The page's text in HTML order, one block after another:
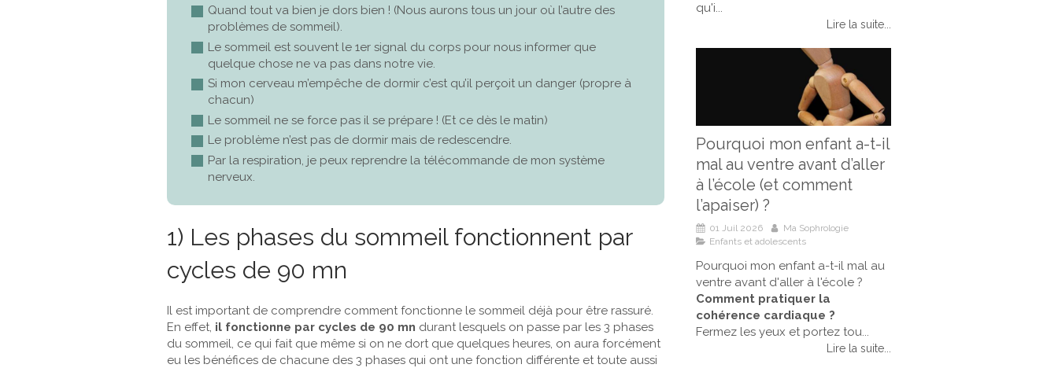
Quand tout va bien je dors bien ! (Nous aurons tous un jour où l’autre des
problèmes de sommeil).
Le sommeil est souvent le 1er signal du corps pour nous informer que
quelque chose ne va pas dans notre vie.
Si mon cerveau m’empêche de dormir c’est qu’il perçoit un danger (propre à
chacun)
Le sommeil ne se force pas il se prépare ! (Et ce dès le matin)
Le problème n’est pas de dormir mais de redescendre.
Par la respiration, je peux reprendre la télécommande de mon système
nerveux.
1) Les phases du sommeil fonctionnent par
cycles de 90 mn
Il est important de comprendre comment fonctionne le sommeil déjà pour être rassuré.
En effet, il fonctionne par cycles de 90 mn durant lesquels on passe par les 3 phases
du sommeil, ce qui fait que même si on ne dort que quelques heures, on aura forcément
eu les bénéfices de chacune des 3 phases qui ont une fonction différente et toute aussi
qu'i...
Lire la suite...
Pourquoi mon enfant a-t-il
mal au ventre avant d’aller
à l’école (et comment
l’apaiser) ?
01 Juil 2026
Ma Sophrologie
Enfants et adolescents
Pourquoi mon enfant a-t-il mal au
ventre avant d'aller à l'école ?
Comment pratiquer la
cohérence cardiaque ?
Fermez les yeux et portez tou...
Lire la suite...